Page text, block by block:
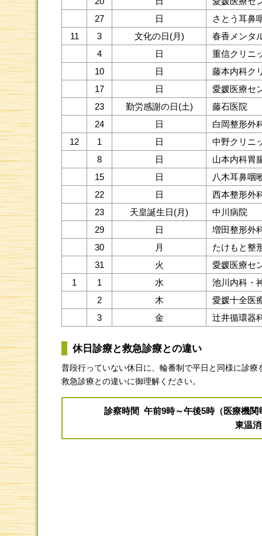
27
日
さとう耳鼻
11
3 文化の日(月)
春香メンタ
4
日
重信クリニ
10
日
藤本内科ク
17
日
愛媛医療セ
23
勤労感謝の日(土)
藤石医院
24
日
白岡整形外
12
1 日
中野クリニ
8
日
山本内科胃
15
日
八木耳鼻咽
22
日
西本整形外
23
天皇誕生日(月)
中川病院
29
日
増田整形外
30
月
たけもと整
31
火
愛媛医療セ
1
1 水
池川内科・
2
木
愛媛十全医
3
金 辻井循環器
休日診療と救急診療との違い
普段行っていない休日に、輪番制で平日と同様に診
救急診療との違いに御理解ください。
診察時間 午前9時～午後5時（医療機
東温